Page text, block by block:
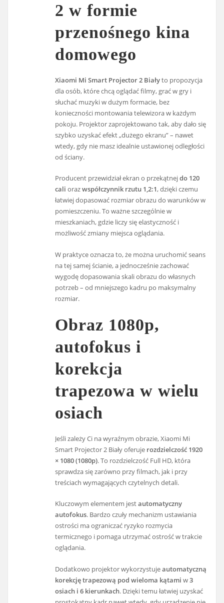
2 w formie
przenośnego kina
domowego
Xiaomi Mi Smart Projector 2 Białyto propozycja
dla osób, które chcą oglądać filmy, grać w gry i
słuchać muzyki w dużym formacie, bez
konieczności montowania telewizora w każdym
pokoju. Projektor zaprojektowano tak, aby dało się
szybko uzyskać efekt „dużego ekranu” – nawet
wtedy, gdy nie masz idealnie ustawionej odległości
od ściany.
Producent przewidział ekran o przekątnejdo 120
cali orazwspółczynnik rzutu 1,2:1, dzięki czemu
łatwiej dopasować rozmiar obrazu do warunków w
pomieszczeniu. To ważne szczególnie w
mieszkaniach, gdzie liczy się elastyczność i
możliwość zmiany miejsca oglądania.
W praktyce oznacza to, że można uruchomić seans
na tej samej ścianie, a jednocześnie zachować
wygodę dopasowania skali obrazu do własnych
potrzeb – od mniejszego kadru po maksymalny
rozmiar.
Obraz 1080p,
autofokus i
korekcja
trapezowa w wielu
osiach
Jeśli zależy Ci na wyraźnym obrazie, Xiaomi Mi
Smart Projector 2 Biały oferuje rozdzielczość 1920
× 1080 (1080p). To rozdzielczość Full HD, która
sprawdza się zarówno przy filmach, jak i przy
treściach wymagających czytelnych detali.
Kluczowym elementem jestautomatyczny
autofokus. Bardzo czuły mechanizm ustawiania
ostrości ma ograniczać ryzyko rozmycia
termicznego i pomaga utrzymać ostrość w trakcie
oglądania.
Dodatkowo projektor wykorzystujeautomatyczną
korekcję trapezową pod wieloma kątami w3
osiach i 6 kierunkach. Dzięki temu łatwiej uzyskać